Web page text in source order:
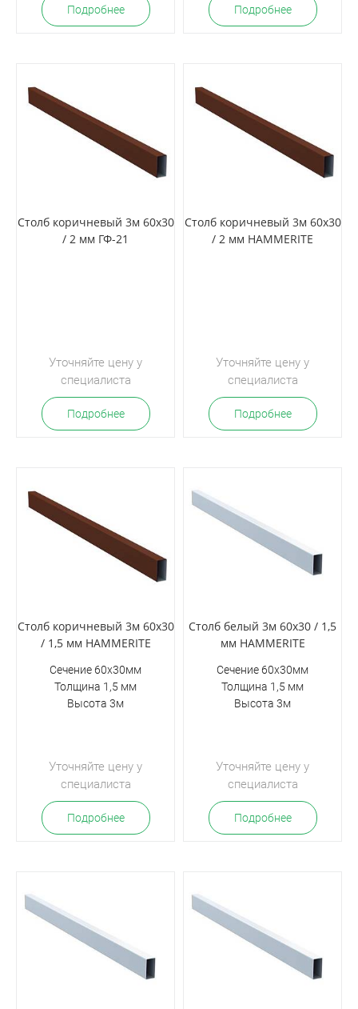
Подробнее Подробнее
Столб коричневый 3м 60х30
/ 2 мм ГФ-21
Уточняйте цену у
специалиста
Подробнее
Столб коричневый 3м 60х30
/ 2 мм HAMMERITE
Уточняйте цену у
специалиста
Подробнее
Столб коричневый 3м 60х30
/ 1,5 мм HAMMERITE
Сечение 60х30мм
Толщина 1,5 мм
Высота 3м
Уточняйте цену у
специалиста
Подробнее
Столб белый 3м 60х30 / 1,5
мм HAMMERITE
Сечение 60х30мм
Толщина 1,5 мм
Высота 3м
Уточняйте цену у
специалиста
Подробнее